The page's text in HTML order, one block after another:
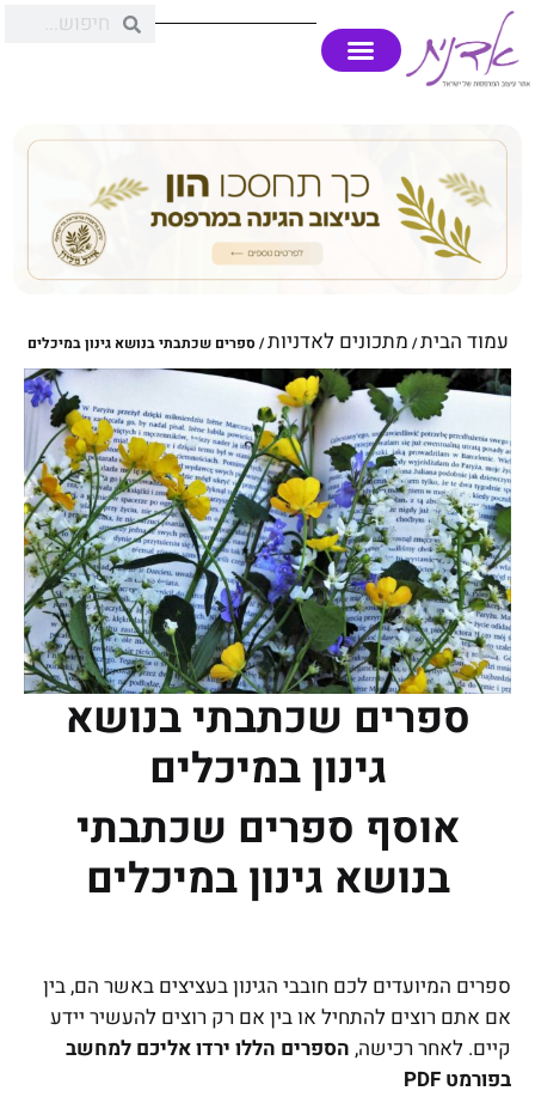
עמוד הבית/ מתכונים לאדניות/ ספרים שכתבתי בנושא גינון במיכלים
ספרים שכתבתי בנושא
גינון במיכלים
אוסף ספרים שכתבתי
בנושא גינון במיכלים
ספרים המיועדים לכם חובבי הגינון בעציצים באשר הם, בין
אם אתם רוצים להתחיל או בין אם רק רוצים להעשיר יידע
קיים. לאחר רכישה, הספרים הללו ירדו אליכם למחשב
בפורמט PDF